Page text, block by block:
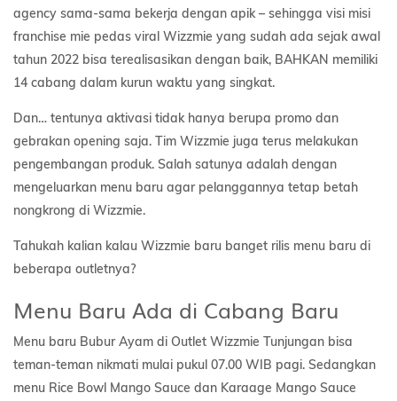
agency sama-sama bekerja dengan apik – sehingga visi misi
franchise mie pedas viral Wizzmie yang sudah ada sejak awal
tahun 2022 bisa terealisasikan dengan baik, BAHKAN memiliki
14 cabang dalam kurun waktu yang singkat.
Dan… tentunya aktivasi tidak hanya berupa promo dan
gebrakan opening saja. Tim Wizzmie juga terus melakukan
pengembangan produk. Salah satunya adalah dengan
mengeluarkan menu baru agar pelanggannya tetap betah
nongkrong di Wizzmie.
Tahukah kalian kalau Wizzmie baru banget rilis menu baru di
beberapa outletnya?
Menu Baru Ada di Cabang Baru
Menu baru Bubur Ayam di Outlet Wizzmie Tunjungan bisa
teman-teman nikmati mulai pukul 07.00 WIB pagi. Sedangkan
menu Rice Bowl Mango Sauce dan Karaage Mango Sauce